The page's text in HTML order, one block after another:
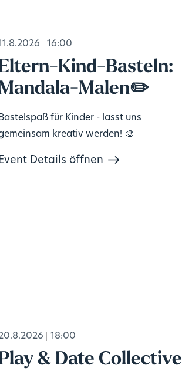
16:00
Kind-Basteln:
Malen✏️
Bastelspaß für Kinder - lasst uns
kreativ werden! 🎨
Event Details öffnen
18:00
& Date Collective